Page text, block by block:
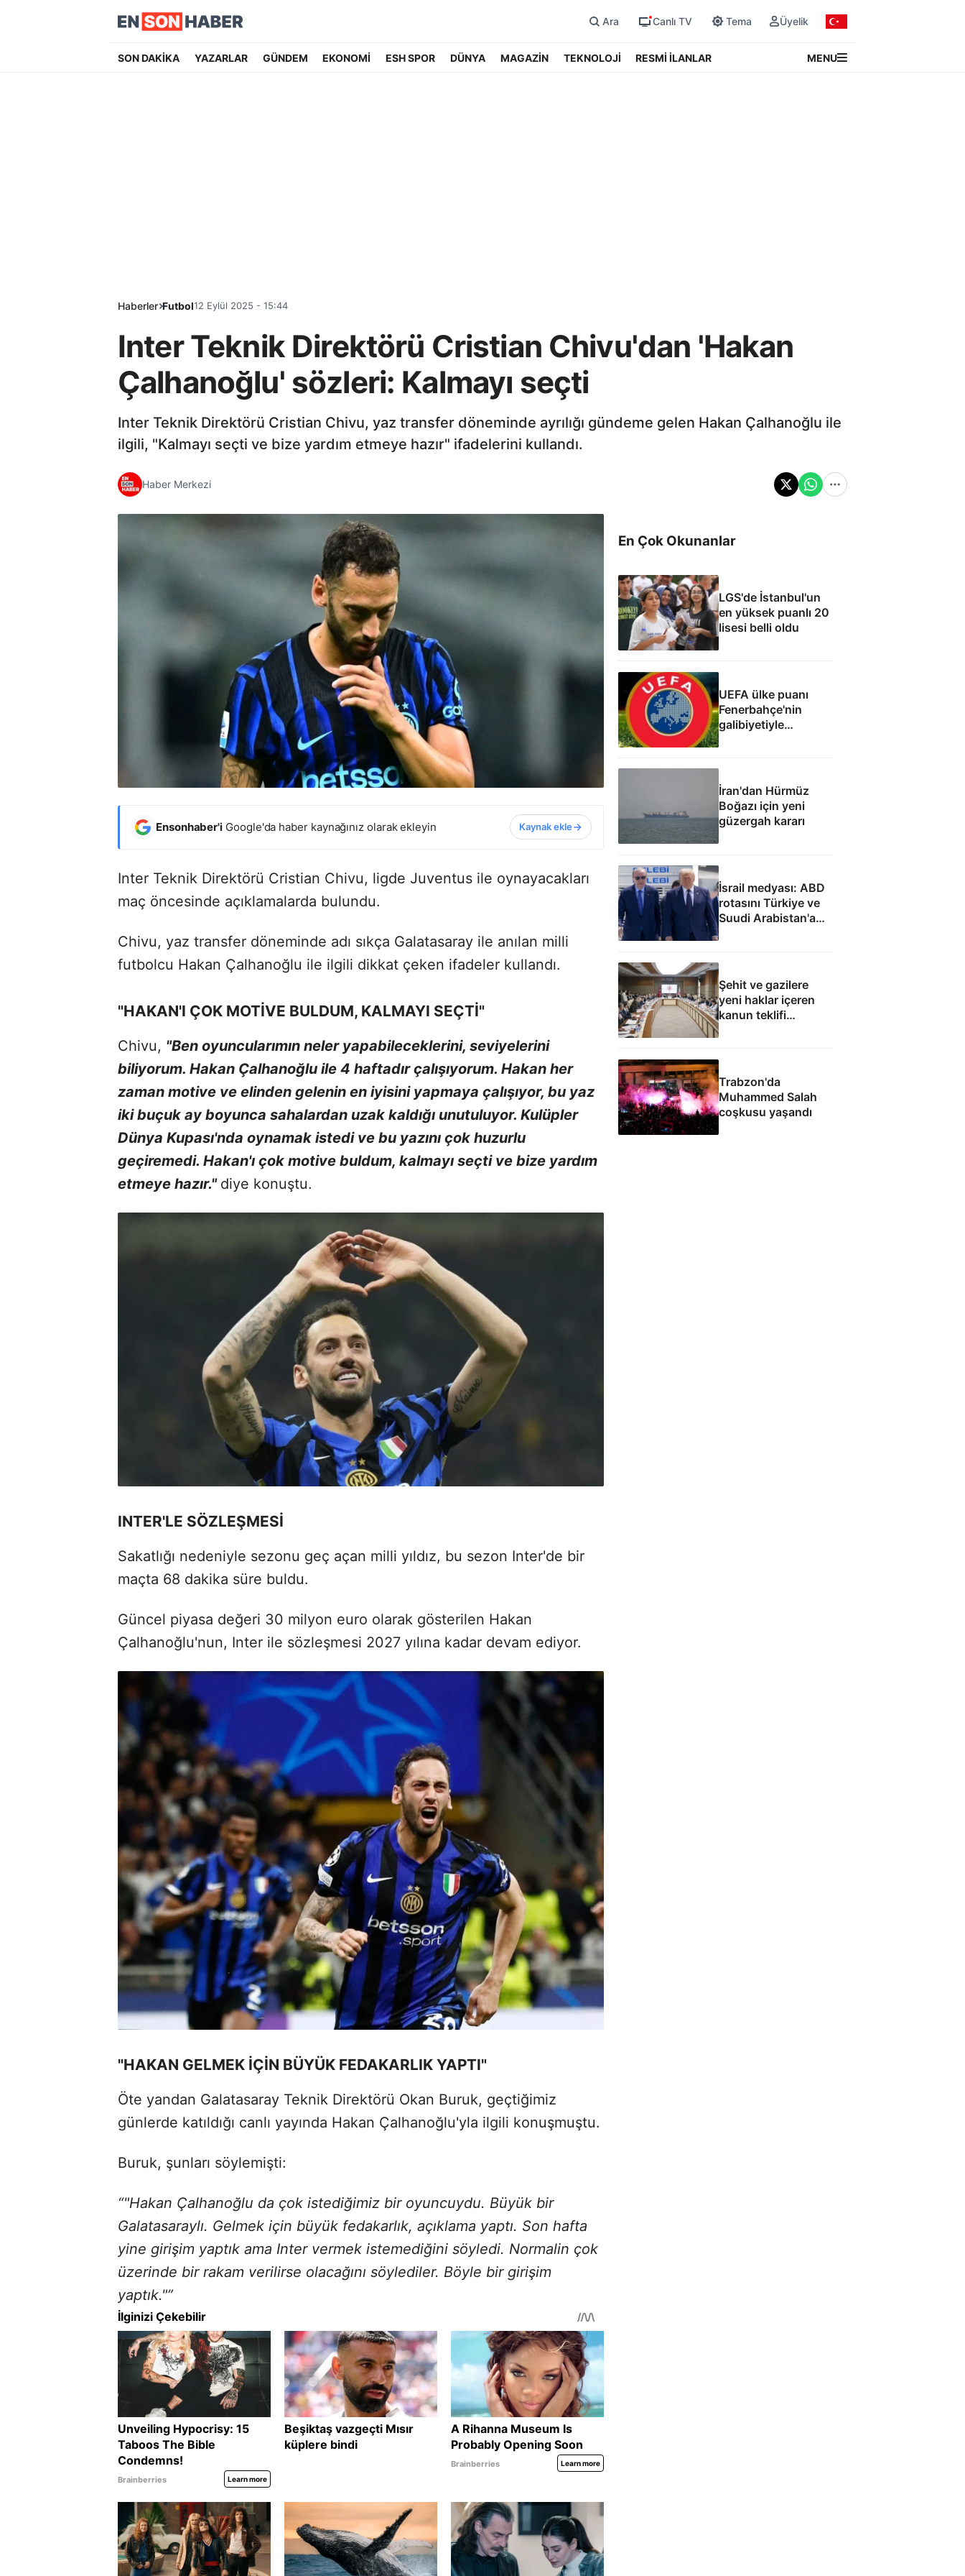
Ara Canlı TV Tema Üyelik
SON DAKİKA YAZARLAR GÜNDEM EKONOMİ ESH SPOR DÜNYA MAGAZİN TEKNOLOJİ RESMİ İLANLAR MENU
Haberler Futbol12 Eylül 2025 - 15:44
Inter Teknik Direktörü Cristian Chivu'dan 'Hakan
Çalhanoğlu' sözleri: Kalmayı seçti
Inter Teknik Direktörü Cristian Chivu, yaz transfer döneminde ayrılığı gündeme gelen Hakan Çalhanoğlu ile
ilgili, "Kalmayı seçti ve bize yardım etmeye hazır" ifadelerini kullandı.
Haber Merkezi
Ensonhaber'i Google'da haber kaynağınız olarak ekleyin Kaynak ekle
Inter Teknik Direktörü Cristian Chivu, ligde Juventus ile oynayacakları
maç öncesinde açıklamalarda bulundu.
Chivu, yaz transfer döneminde adı sıkça Galatasaray ile anılan milli
futbolcu Hakan Çalhanoğlu ile ilgili dikkat çeken ifadeler kullandı.
"HAKAN'I ÇOK MOTİVE BULDUM, KALMAYI SEÇTİ"
Chivu, "Ben oyuncularımın neler yapabileceklerini, seviyelerini
biliyorum. Hakan Çalhanoğlu ile 4 haftadır çalışıyorum. Hakan her
zaman motive ve elinden gelenin en iyisini yapmaya çalışıyor, bu yaz
iki buçuk ay boyunca sahalardan uzak kaldığı unutuluyor. Kulüpler
Dünya Kupası'nda oynamak istedi ve bu yazını çok huzurlu
geçiremedi. Hakan'ı çok motive buldum, kalmayı seçti ve bize yardım
etmeye hazır." diye konuştu.
INTER'LE SÖZLEŞMESİ
Sakatlığı nedeniyle sezonu geç açan milli yıldız, bu sezon Inter'de bir
maçta 68 dakika süre buldu.
Güncel piyasa değeri 30 milyon euro olarak gösterilen Hakan
Çalhanoğlu'nun, Inter ile sözleşmesi 2027 yılına kadar devam ediyor.
"HAKAN GELMEK İÇİN BÜYÜK FEDAKARLIK YAPTI"
Öte yandan Galatasaray Teknik Direktörü Okan Buruk, geçtiğimiz
günlerde katıldığı canlı yayında Hakan Çalhanoğlu'yla ilgili konuşmuştu.
Buruk, şunları söylemişti:
“"Hakan Çalhanoğlu da çok istediğimiz bir oyuncuydu. Büyük bir
Galatasaraylı. Gelmek için büyük fedakarlık, açıklama yaptı. Son hafta
yine girişim yaptık ama Inter vermek istemediğini söyledi. Normalin çok
üzerinde bir rakam verilirse olacağını söylediler. Böyle bir girişim
yaptık."”
En Çok Okunanlar
LGS'de İstanbul'un
en yüksek puanlı 20
lisesi belli oldu
UEFA ülke puanı
Fenerbahçe'nin
galibiyetiyle
güncellendi
İran'dan Hürmüz
Boğazı için yeni
güzergah kararı
İsrail medyası: ABD
rotasını Türkiye ve
Suudi Arabistan'a
çevirdi
Şehit ve gazilere
yeni haklar içeren
kanun teklifi
komisyondan geçti
Trabzon'da
Muhammed Salah
coşkusu yaşandı